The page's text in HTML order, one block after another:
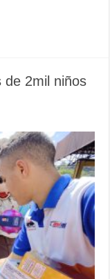
de 2mil niños